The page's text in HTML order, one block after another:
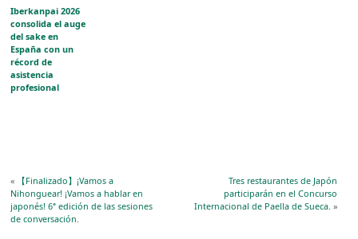
Iberkanpai 2026
consolida el auge
del sake en
España con un
récord de
asistencia
profesional
« 【Finalizado】¡Vamos a
Nihonguear! ¡Vamos a hablar en
japonés! 6ª edición de las sesiones
de conversación.
Tres restaurantes de Japón
participarán en el Concurso
Internacional de Paella de Sueca. »